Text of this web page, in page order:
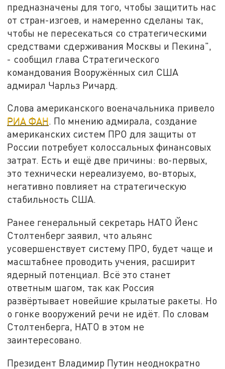
предназначены для того, чтобы защитить нас
от стран-изгоев, и намеренно сделаны так,
чтобы не пересекаться со стратегическими
средствами сдерживания Москвы и Пекина",
- сообщил глава Стратегического
командования Вооружённых сил США
адмирал Чарльз Ричард.
Слова американского военачальника привело
РИА ФАН. По мнению адмирала, создание
американских систем ПРО для защиты от
России потребует колоссальных финансовых
затрат. Есть и ещё две причины: во-первых,
это технически нереализуемо, во-вторых,
негативно повлияет на стратегическую
стабильность США.
Ранее генеральный секретарь НАТО Йенс
Столтенберг заявил, что альянс
усовершенствует систему ПРО, будет чаще и
масштабнее проводить учения, расширит
ядерный потенциал. Всё это станет
ответным шагом, так как Россия
развёртывает новейшие крылатые ракеты. Но
о гонке вооружений речи не идёт. По словам
Столтенберга, НАТО в этом не
заинтересовано.
Президент Владимир Путин неоднократно